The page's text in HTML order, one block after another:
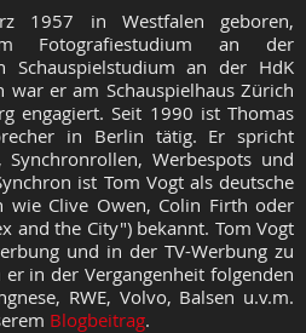
1957 in Westfalen geboren,
Fotografiestudium an der
Schauspielstudium an der HdK
war er am Schauspielhaus Zürich
engagiert. Seit 1990 ist Thomas
in Berlin tätig. Er spricht
Werbespots und
ist Tom Vogt als deutsche
wie Clive Owen, Colin Firth oder
and the City") bekannt. Tom Vogt
und in der TV-Werbung zu
in der Vergangenheit folgenden
RWE, Volvo, Balsen u.v.m.
Blogbeitrag.